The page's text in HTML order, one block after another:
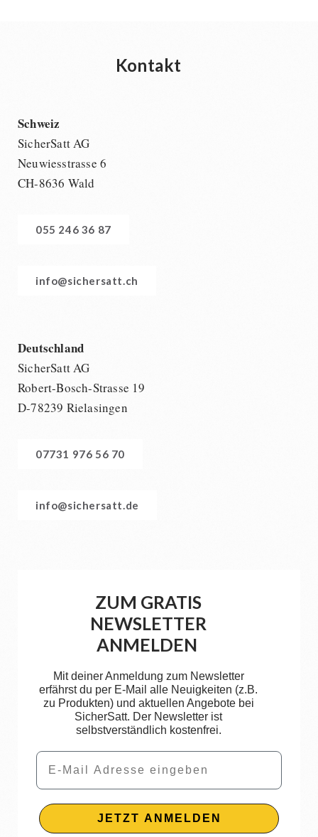
Kontakt
Schweiz
SicherSatt AG
Neuwiesstrasse 6
CH-8636 Wald
055 246 36 87
info@sichersatt.ch
Deutschland
SicherSatt AG
Robert-Bosch-Strasse 19
D-78239 Rielasingen
07731 976 56 70
info@sichersatt.de
ZUM GRATIS
NEWSLETTER
ANMELDEN
Mit deiner Anmeldung zum Newsletter
erfährst du per E-Mail alle Neuigkeiten (z.B.
zu Produkten) und aktuellen Angebote bei
SicherSatt. Der Newsletter ist
selbstverständlich kostenfrei.
Email
JETZT ANMELDEN